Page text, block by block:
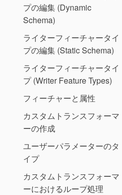
プの編集 (Dynamic
Schema)
ライターフィーチャータイ
プの編集 (Static Schema)
ライターフィーチャータイ
プ (Writer Feature Types)
フィーチャーと属性
カスタムトランスフォーマ
ーの作成
ユーザーパラメーターのタ
イプ
カスタムトランスフォーマ
ーにおけるループ処理